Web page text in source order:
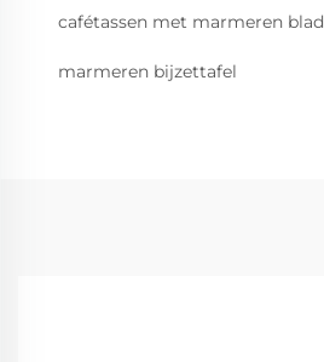
cafétassen met marmeren blad
marmeren bijzettafel